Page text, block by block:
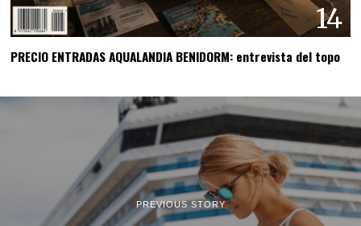
14
PRECIO ENTRADAS AQUALANDIA BENIDORM: entrevista del topo
PREVIOUS STORY